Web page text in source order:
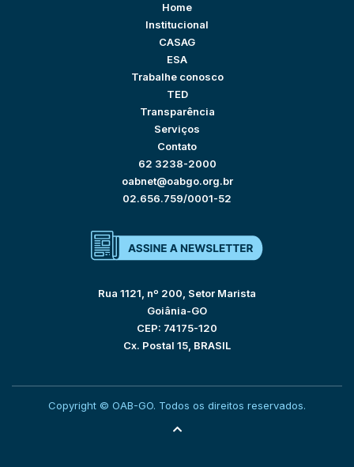
Home
Institucional
CASAG
ESA
Trabalhe conosco
TED
Transparência
Serviços
Contato
62 3238-2000
oabnet@oabgo.org.br
02.656.759/0001-52
Rua 1121, nº 200, Setor Marista
Goiânia-GO
CEP: 74175-120
Cx. Postal 15, BRASIL
Copyright © OAB-GO. Todos os direitos reservados.